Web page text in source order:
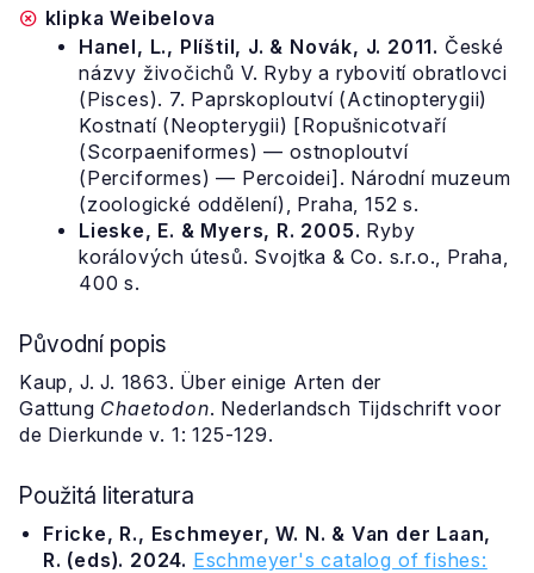
klipka Weibelova
Hanel, L., Plíštil, J. & Novák, J. 2011. České
názvy živočichů V. Ryby a rybovití obratlovci
(Pisces). 7. Paprskoploutví (Actinopterygii)
Kostnatí (Neopterygii) [Ropušnicotvaří
(Scorpaeniformes) — ostnoploutví
(Perciformes) — Percoidei]. Národní muzeum
(zoologické oddělení), Praha, 152 s.
Lieske, E. & Myers, R. 2005. Ryby
korálových útesů. Svojtka & Co. s.r.o., Praha,
400 s.
Původní popis
Kaup, J. J. 1863. Über einige Arten der
Gattung Chaetodon. Nederlandsch Tijdschrift voor
de Dierkunde v. 1: 125-129.
Použitá literatura
Fricke, R., Eschmeyer, W. N. & Van der Laan,
R. (eds). 2024. Eschmeyer's catalog of fishes: